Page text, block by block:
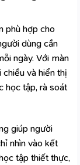
phù hợp cho
dùng cần
ngày. Với màn
chiều và hiển thị
học tập, rà soát
giúp người
nhìn vào kết
tập thiết thực,